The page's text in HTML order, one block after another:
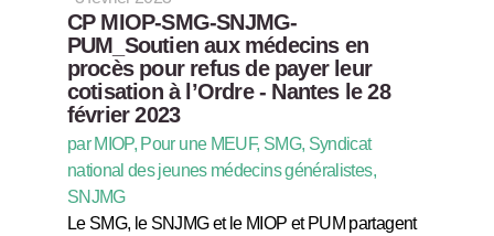
CP MIOP-SMG-SNJMG-
PUM_Soutien aux médecins en
procès pour refus de payer leur
cotisation à l’Ordre - Nantes le 28
février 2023
par MIOP, Pour une MEUF, SMG, Syndicat
national des jeunes médecins généralistes,
SNJMG
Le SMG, le SNJMG et le MIOP et PUM partagent